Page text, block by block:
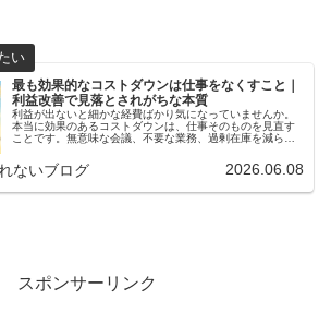
最も効果的なコストダウンは仕事をなくすこと｜
利益改善で見落とされがちな本質
利益が出ないと細かな経費ばかり気になっていませんか。
本当に効果のあるコストダウンは、仕事そのものを見直す
ことです。無意味な会議、不要な業務、過剰在庫を減ら
す。
ないブログ 2026.06.08
スポンサーリンク